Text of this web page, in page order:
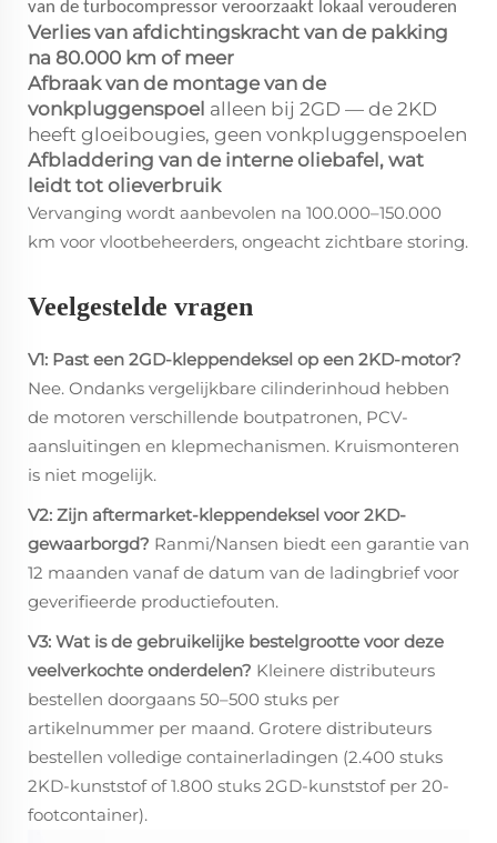
van de turbocompressor veroorzaakt lokaal verouderen
Verlies van afdichtingskracht van de pakking
na 80.000 km of meer
Afbraak van de montage van de
vonkpluggenspoel alleen bij 2GD — de 2KD
heeft gloeibougies, geen vonkpluggenspoelen
Afbladdering van de interne oliebafel, wat
leidt tot olieverbruik
Vervanging wordt aanbevolen na 100.000–150.000
km voor vlootbeheerders, ongeacht zichtbare storing.
Veelgestelde vragen
V1: Past een 2GD-kleppendeksel op een 2KD-motor?
Nee. Ondanks vergelijkbare cilinderinhoud hebben
de motoren verschillende boutpatronen, PCV-
aansluitingen en klepmechanismen. Kruismonteren
is niet mogelijk.
V2: Zijn aftermarket-kleppendeksel voor 2KD-
gewaarborgd? Ranmi/Nansen biedt een garantie van
12 maanden vanaf de datum van de ladingbrief voor
geverifieerde productiefouten.
V3: Wat is de gebruikelijke bestelgrootte voor deze
veelverkochte onderdelen? Kleinere distributeurs
bestellen doorgaans 50–500 stuks per
artikelnummer per maand. Grotere distributeurs
bestellen volledige containerladingen (2.400 stuks
2KD-kunststof of 1.800 stuks 2GD-kunststof per 20-
footcontainer).